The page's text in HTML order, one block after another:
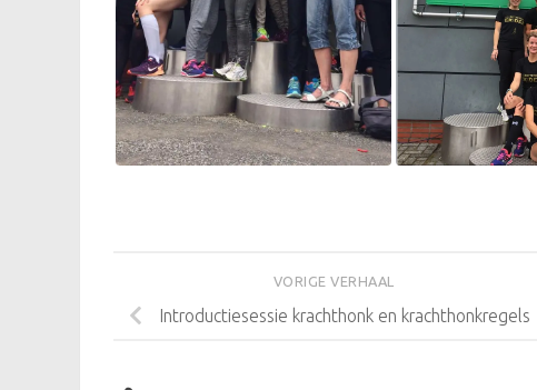
VORIGE VERHAAL
Introductiesessie krachthonk en krachthonkregels